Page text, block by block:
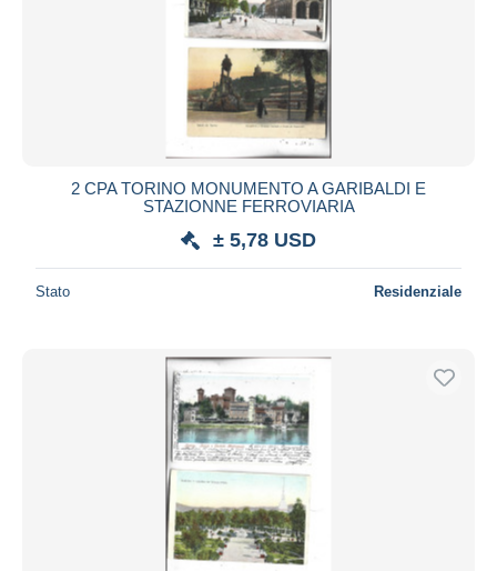
2 CPA TORINO MONUMENTO A GARIBALDI E
STAZIONNE FERROVIARIA
± 5,78 USD
Stato Residenziale